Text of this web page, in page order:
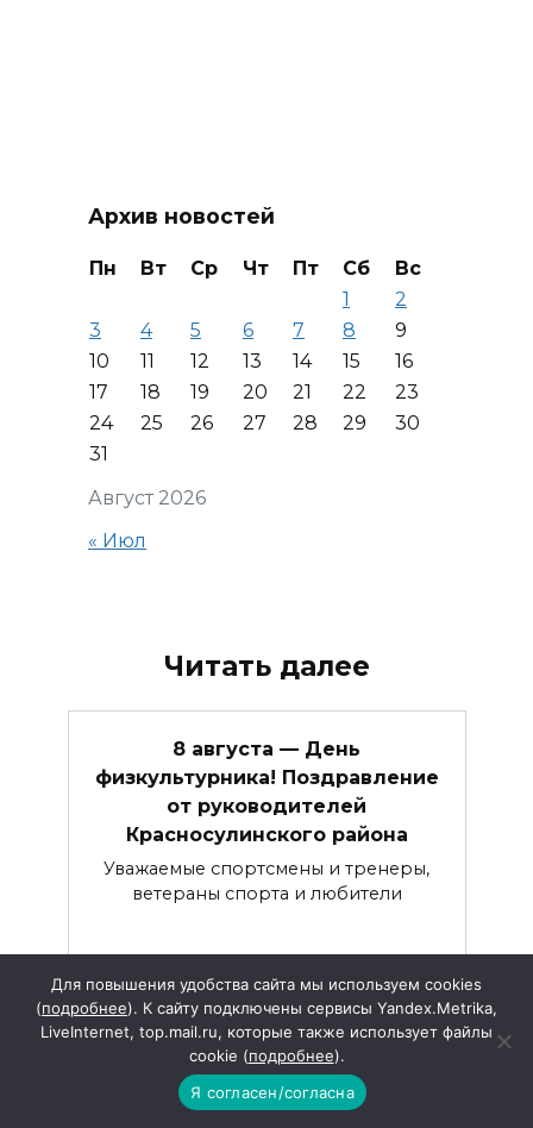
Архив новостей
Август 2026
Пн Вт Ср Чт Пт Сб
Вс
1
2
3
4 5 6 7 8
9
10
11 12 13 14 15
16
17
18 19 20 21 22
23
24
25 26 27 28 29
30
31
« Июл
Читать далее
8 августа — День
физкультурника! Поздравление
от руководителей
Красносулинского района
Уважаемые спортсмены и тренеры,
ветераны спорта и любители
2 августа — День
железнодорожника!
Поздравление от
Для повышения удобства сайта мы используем cookies
(подробнее). К сайту подключены сервисы Yandex.Metrika,
LiveInternet, top.mail.ru, которые также использует файлы
cookie (подробнее).
Я согласен/согласна